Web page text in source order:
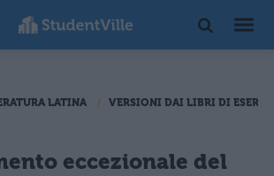
LATINA VERSIONI DAI LIBRI DI
eccezionale del